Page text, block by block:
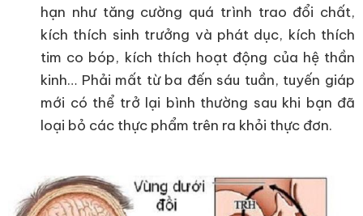
hạn như tăng cường quá trình trao đổi chất,
kích thích sinh trưởng và phát dục, kích thích
tim co bóp, kích thích hoạt động của hệ thần
kinh… Phải mất từ ba đến sáu tuần, tuyến giáp
mới có thể trở lại bình thường sau khi bạn đã
loại bỏ các thực phẩm trên ra khỏi thực đơn.